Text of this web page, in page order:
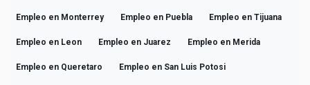
Empleo en Monterrey Empleo en Puebla Empleo en Tijuana
Empleo en Leon Empleo en Juarez Empleo en Merida
Empleo en Queretaro Empleo en San Luis Potosi